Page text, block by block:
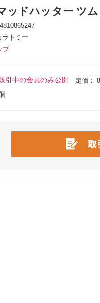
ッドハッター ツム
ラトミー
プ
引中の会員のみ公開 定価：